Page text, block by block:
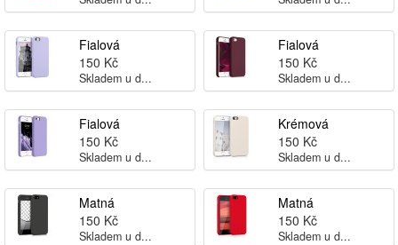
Fialová
150 Kč
Skladem u d...
Fialová
150 Kč
Skladem u d...
Fialová
150 Kč
Skladem u d...
Krémová
150 Kč
Skladem u d...
Matná
150 Kč
Skladem u d...
Matná
150 Kč
Skladem u d...